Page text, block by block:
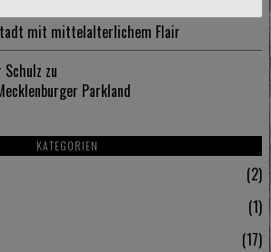
mit mittelalterlichem Flair
zu
Parkland
KATEGORIEN
2
1
17